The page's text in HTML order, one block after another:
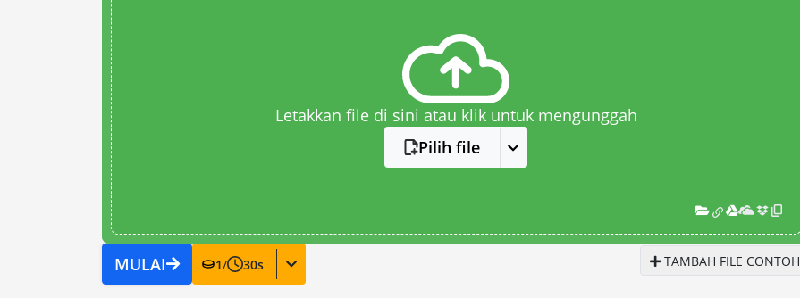
Letakkan file di sini atau klik untuk mengunggah
Pilih file
MULAI 1/ 30s TAMBAH FILE CONTOH